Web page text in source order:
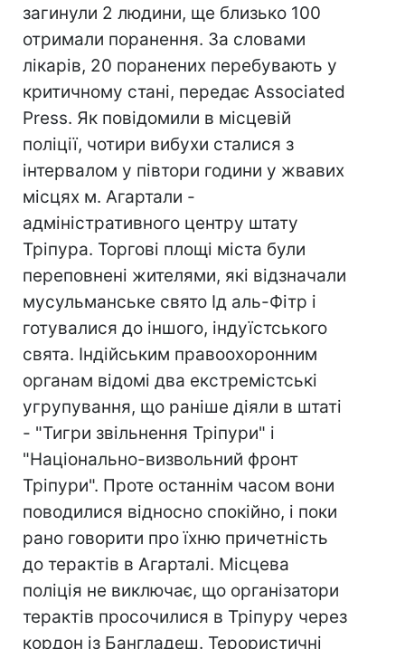
загинули 2 людини, ще близько 100
отримали поранення. За словами
лікарів, 20 поранених перебувають у
критичному стані, передає Associated
Press. Як повідомили в місцевій
поліції, чотири вибухи сталися з
інтервалом у півтори години у жвавих
місцях м. Агартали -
адміністративного центру штату
Тріпура. Торгові площі міста були
переповнені жителями, які відзначали
мусульманське свято Ід аль-Фітр і
готувалися до іншого, індуїстського
свята. Індійським правоохоронним
органам відомі два екстремістські
угрупування, що раніше діяли в штаті
- "Тигри звільнення Тріпури" і
"Національно-визвольний фронт
Тріпури". Проте останнім часом вони
поводилися відносно спокійно, і поки
рано говорити про їхню причетність
до терактів в Агарталі. Місцева
поліція не виключає, що організатори
терактів просочилися в Тріпуру через
кордон із Бангладеш. Терористичні